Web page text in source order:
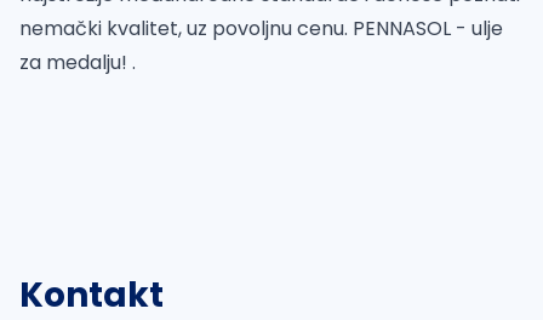
nemački kvalitet, uz povoljnu cenu. PENNASOL - ulje
za medalju! .
Kontakt